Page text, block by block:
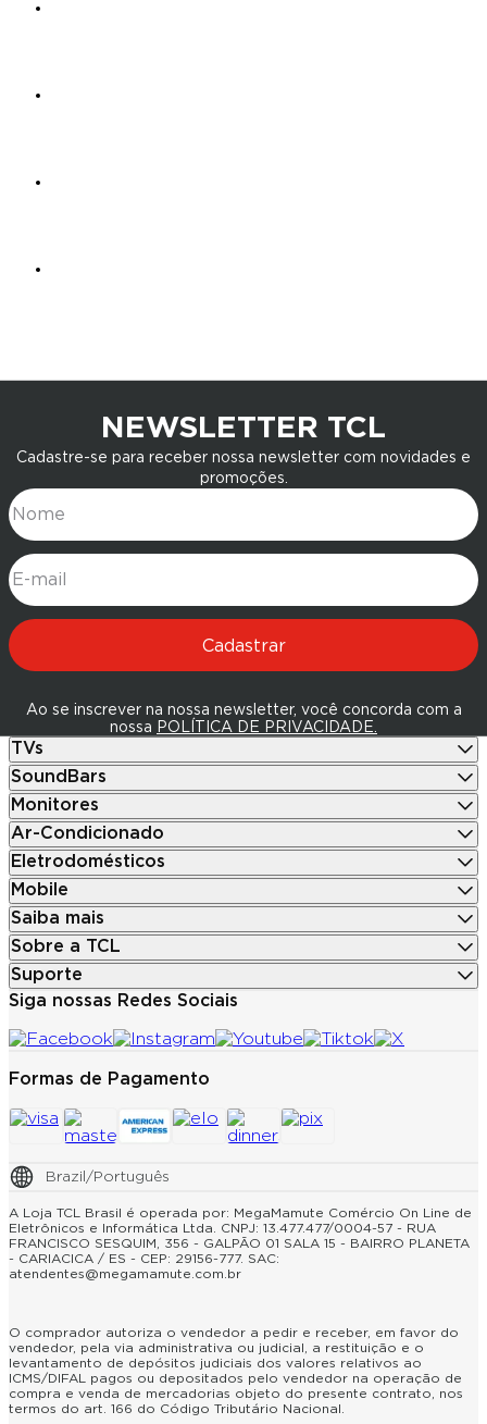
NEWSLETTER TCL
Cadastre-se para receber nossa newsletter com novidades e
promoções.
Nome
E-mail
Ao se inscrever na nossa newsletter, você concorda com a
nossa POLÍTICA DE PRIVACIDADE.
Cadastrar
TVs
SoundBars
Monitores
Ar-Condicionado
Eletrodomésticos
Mobile
Saiba mais
Sobre a TCL
Suporte
Siga nossas Redes Sociais
Formas de Pagamento
Brazil/Português
A Loja TCL Brasil é operada por: MegaMamute Comércio On Line de
Eletrônicos e Informática Ltda. CNPJ: 13.477.477/0004-57 - RUA
FRANCISCO SESQUIM, 356 - GALPÃO 01 SALA 15 - BAIRRO PLANETA
- CARIACICA / ES - CEP: 29156-777. SAC:
atendentes@megamamute.com.br
O comprador autoriza o vendedor a pedir e receber, em favor do
vendedor, pela via administrativa ou judicial, a restituição e o
levantamento de depósitos judiciais dos valores relativos ao
ICMS/DIFAL pagos ou depositados pelo vendedor na operação de
compra e venda de mercadorias objeto do presente contrato, nos
termos do art. 166 do Código Tributário Nacional.